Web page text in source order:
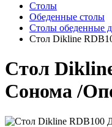
Столы
Обеденные столы
Столы обеденные
Стол Dikline
Стол
Сонома /